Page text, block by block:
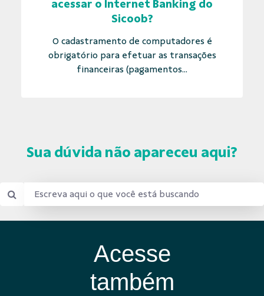
acessar o Internet Banking do
Sicoob?
O cadastramento de computadores é
obrigatório para efetuar as transações
financeiras (pagamentos...
Sua dúvida não apareceu aqui?
Acesse
também